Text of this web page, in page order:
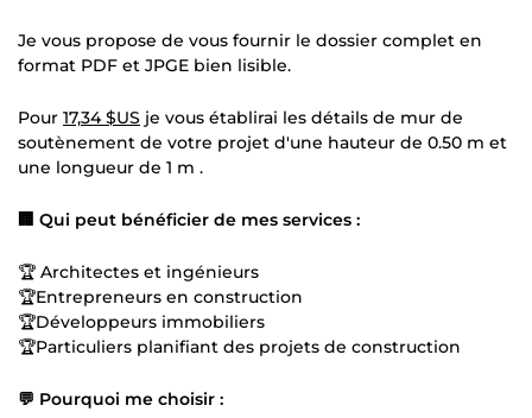
Je vous propose de vous fournir le dossier complet en
format PDF et JPGE bien lisible.
Pour 17,34 $US je vous établirai les détails de mur de
soutènement de votre projet d'une hauteur de 0.50 m et
une longueur de 1 m .
🏢 Qui peut bénéficier de mes services :
🏆 Architectes et ingénieurs
🏆Entrepreneurs en construction
🏆Développeurs immobiliers
🏆Particuliers planifiant des projets de construction
💬 Pourquoi me choisir :